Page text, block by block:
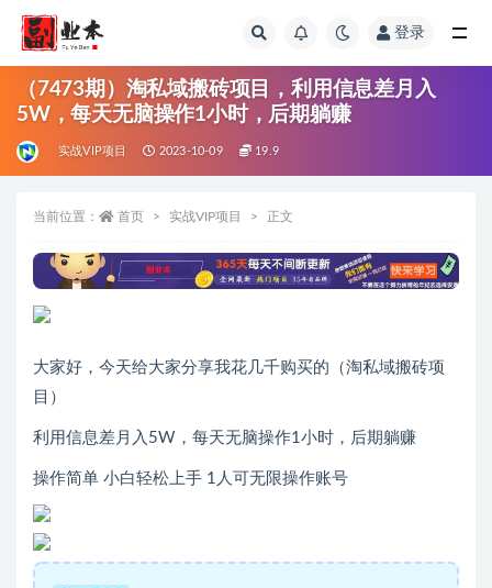
登录
（7473期）淘私域搬砖项目，利用信息差月入
5W，每天无脑操作1小时，后期躺赚
实战VIP项目 2023-10-09 19.9
当前位置： 首页 实战VIP项目 正文
大家好，今天给大家分享我花几千购买的（淘私域搬砖项
目）
利用信息差月入5W，每天无脑操作1小时，后期躺赚
操作简单 小白轻松上手 1人可无限操作账号